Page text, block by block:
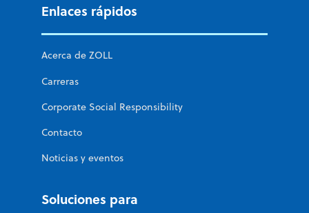
Enlaces rápidos
Acerca de ZOLL
Carreras
Corporate Social Responsibility
Contacto
Noticias y eventos
Soluciones para